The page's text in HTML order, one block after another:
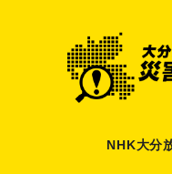
NHK大分